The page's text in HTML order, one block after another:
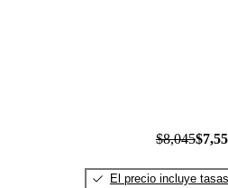
$8,045
El precio incluye tasas